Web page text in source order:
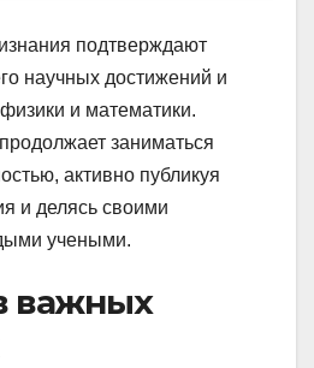
подтверждают
научных достижений и
и математики.
заниматься
активно публикуя
и делясь своими
учеными.
важных